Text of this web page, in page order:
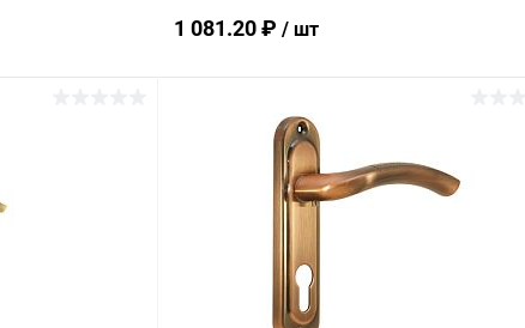
1 081.20 ₽ / шт
Купить в 1 клик Сравнение